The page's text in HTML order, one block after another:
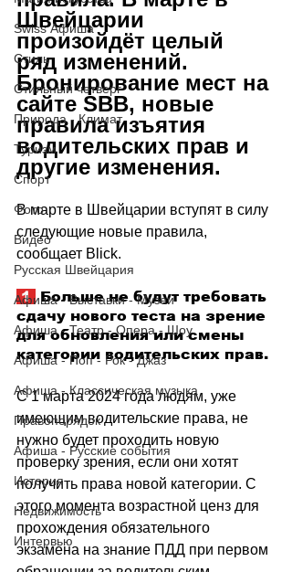
Swiss Афиша
Стиль
Стильный четверг
Природа - Климат
Туризм
Спорт
Фото
Видео
Русская Швейцария
Афиша - Выставки - Музеи
Афиша - Театр - Опера - Шоу
Афиша - Поп - Рок - Джаз
Афиша - Классическая музыка
Правопорядок
Афиша - Русские события
История
Недвижимость
Интервью
Швейцарии
произойдёт целый
ряд изменений.
Бронирование мест на
сайте SBB, новые
правила изъятия
водительских прав и
другие изменения.
В марте в Швейцарии вступят в силу
следующие новые правила,
сообщает Blick.
1 Больше не будут требовать
сдачу нового теста на зрение
для обновления или смены
категории водительских прав.
С 1 марта 2024 года людям, уже
имеющим водительские права, не
нужно будет проходить новую
проверку зрения, если они хотят
получить права новой категории. С
этого момента возрастной ценз для
прохождения обязательного
экзамена на знание ПДД при первом